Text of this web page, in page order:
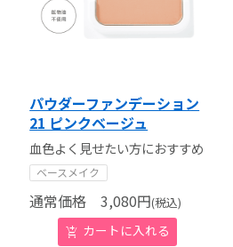
パウダーファンデーション
21 ピンクベージュ
血色よく見せたい方におすすめ
ベースメイク
通常価格 3,080円(税込)